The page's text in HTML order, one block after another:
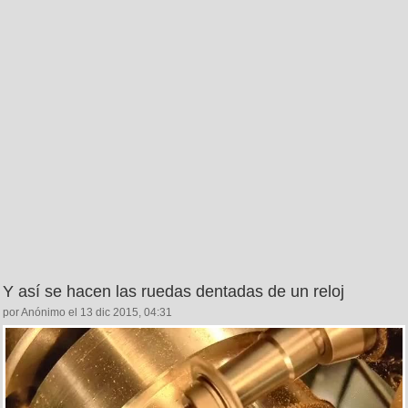
Y así se hacen las ruedas dentadas de un reloj
por Anónimo el 13 dic 2015, 04:31